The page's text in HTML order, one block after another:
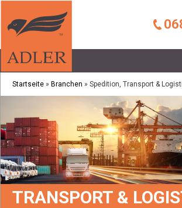
Startseite » Branchen » Spedition, Transport &
TRANSPORT &